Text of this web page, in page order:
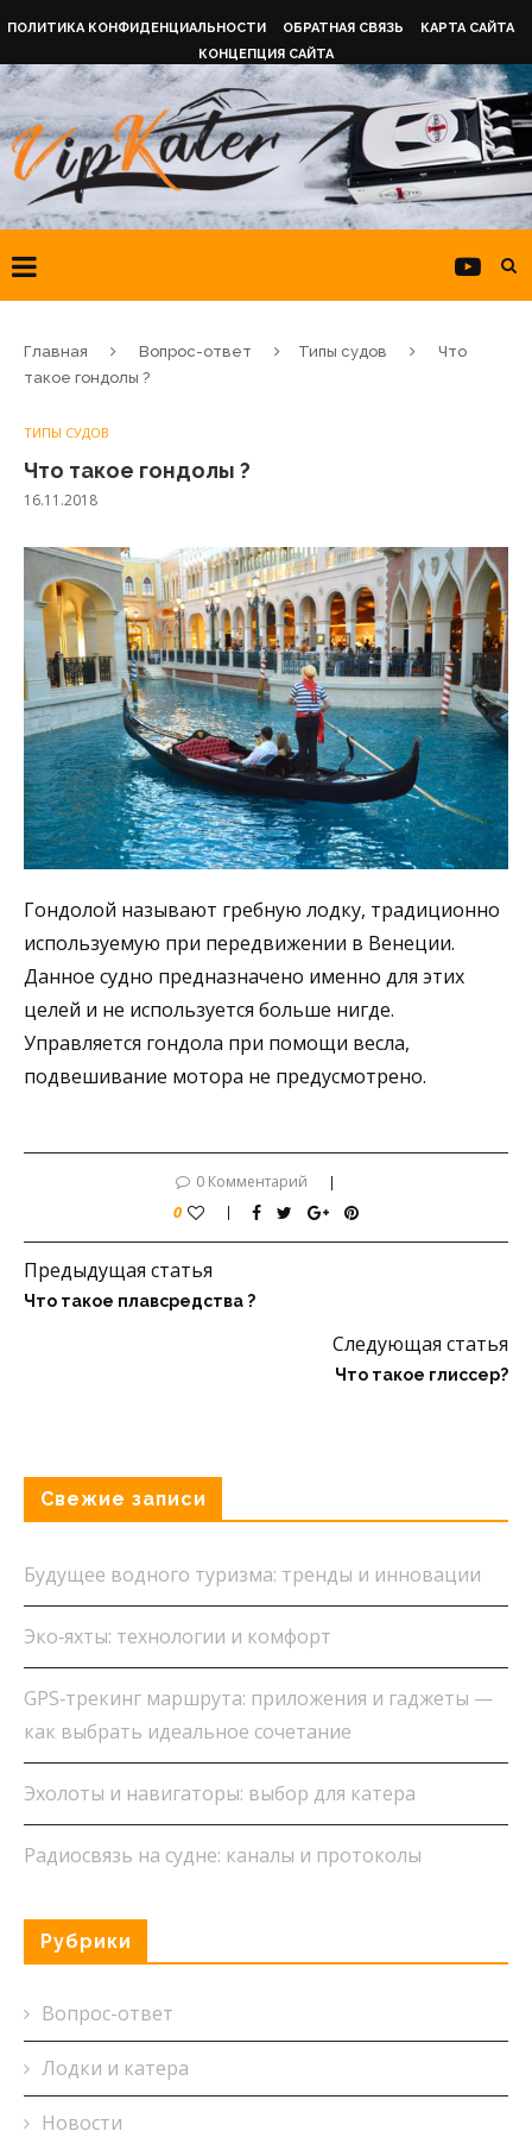
ПОЛИТИКА КОНФИДЕНЦИАЛЬНОСТИ ОБРАТНАЯ СВЯЗЬ
КАРТА САЙТА
КОНЦЕПЦИЯ САЙТА
Главная Вопрос-ответ Типы судов
Что
такое гондолы ?
ТИПЫ СУДОВ
Что такое гондолы ?
16.11.2018
Гондолой называют гребную лодку, традиционно
используемую при передвижении в Венеции.
Данное судно предназначено именно для этих
целей и не используется больше нигде.
Управляется гондола при помощи весла,
подвешивание мотора не предусмотрено.
0 Комментарий
0
Предыдущая статья
Что такое плавсредства ?
Следующая статья
Что такое глиссер?
Свежие записи
Будущее водного туризма: тренды и инновации
Эко‑яхты: технологии и комфорт
GPS‑трекинг маршрута: приложения и гаджеты —
как выбрать идеальное сочетание
Эхолоты и навигаторы: выбор для катера
Радиосвязь на судне: каналы и протоколы
Рубрики
Вопрос-ответ
Лодки и катера
Новости